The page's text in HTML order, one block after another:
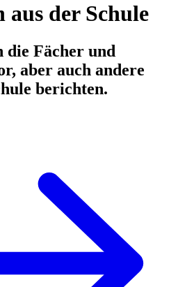
der Schule
die Fächer und
aber auch andere
berichten.